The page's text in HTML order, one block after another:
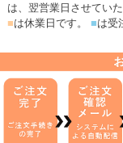
は、翌営業日させていた
■は休業日です。 ■は受